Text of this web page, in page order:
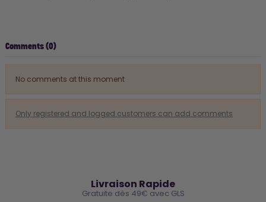
Comments (0)
No comments at this moment
Only registered and logged customers can add comments
Livraison Rapide
Gratuite dès 49€ avec GLS